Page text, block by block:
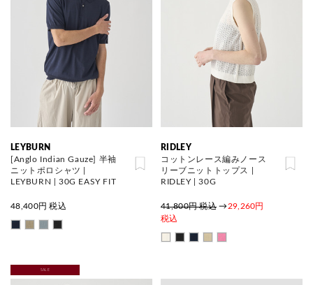
LEYBURN
[Anglo Indian Gauze] 半袖
ニットポロシャツ |
LEYBURN | 30G EASY FIT
48,400円 税込
RIDLEY
コットンレース編みノース
リーブニットトップス |
RIDLEY | 30G
41,800円 税込 →29,260円
税込
SALE